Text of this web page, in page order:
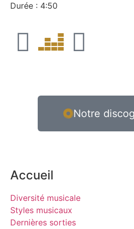
Durée : 4:50
Notre
Accueil
Diversité musicale
Styles musicaux
Dernières sorties